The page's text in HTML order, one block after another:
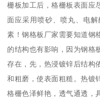
栅板加工后，格栅板表面应
面应采用喷砂、喷丸、电
素！钢格板厂家需要知道钢
的结构也有影响，因为钢格
存在，先，热浸镀锌后结构
和粗磨，使表面粗糙。热镀
格栅色泽鲜艳，透气通透，